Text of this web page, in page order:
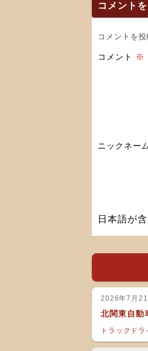
コメント
コメントを
コメント ※
ニックネー
日本語が
2026年7月21
北関東自動
トラックド